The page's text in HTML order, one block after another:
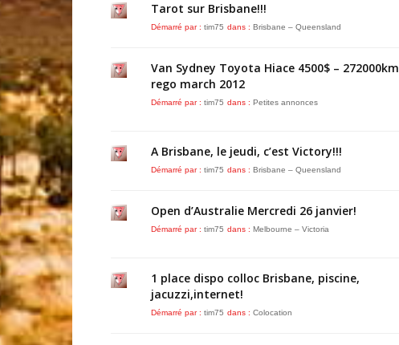
Tarot sur Brisbane!!!
Démarré par : tim75 dans : Brisbane – Queensland
Van Sydney Toyota Hiace 4500$ – 272000km
rego march 2012
Démarré par : tim75 dans : Petites annonces
A Brisbane, le jeudi, c’est Victory!!!
Démarré par : tim75 dans : Brisbane – Queensland
Open d’Australie Mercredi 26 janvier!
Démarré par : tim75 dans : Melbourne – Victoria
1 place dispo colloc Brisbane, piscine,
jacuzzi,internet!
Démarré par : tim75 dans : Colocation